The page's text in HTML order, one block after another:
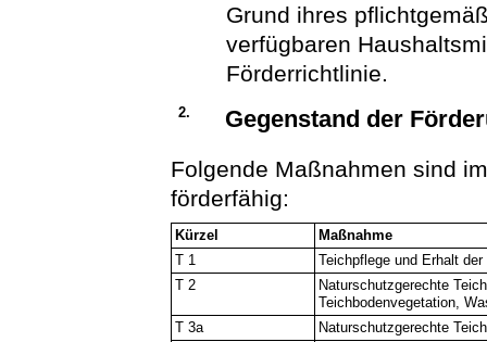
Grund ihres
verfügbaren
Förderrichtlinie.
2. Gegenstand der
Folgende Maßnahmen sind
förderfähig:
Kürzel
Maßnahme
T 1
Teichpflege und Erhalt
T 2
Naturschutzgerechte
Teichbodenvegetation,
T 3a
Naturschutzgerechte